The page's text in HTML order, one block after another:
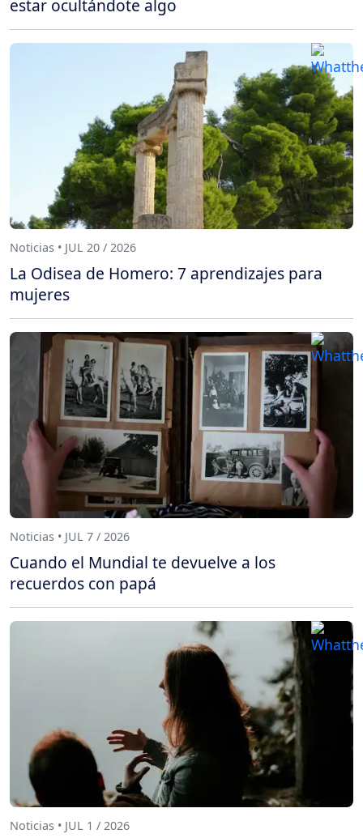
estar ocultándote algo
Noticias • JUL 20 / 2026
La Odisea de Homero: 7 aprendizajes para
mujeres
Noticias • JUL 7 / 2026
Cuando el Mundial te devuelve a los
recuerdos con papá
Noticias • JUL 1 / 2026